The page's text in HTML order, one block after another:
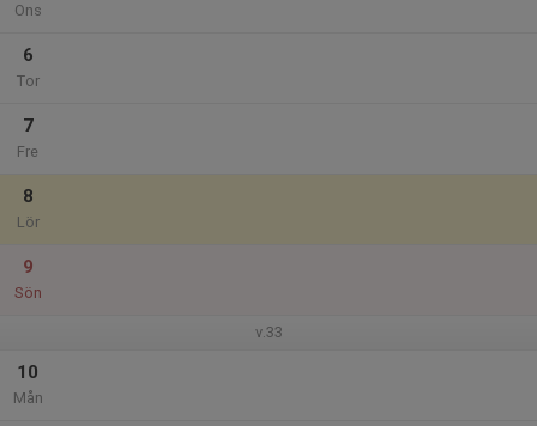
Ons
6
Tor
7
Fre
8
Lör
9
Sön
v.33
10
Mån